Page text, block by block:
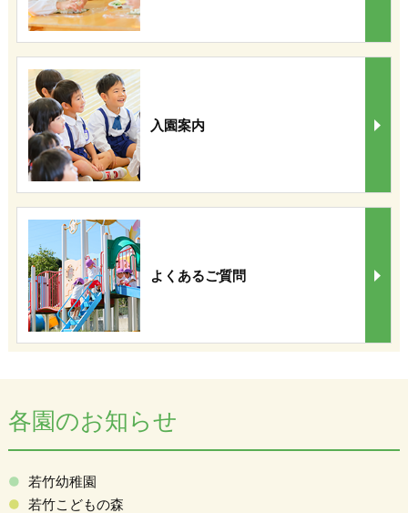
入園案内
よくあるご質問
各園のお知らせ
若竹幼稚園
若竹こどもの森